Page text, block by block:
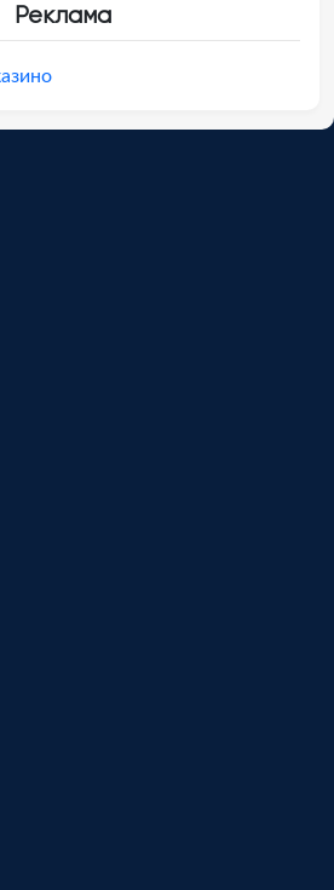
Реклама